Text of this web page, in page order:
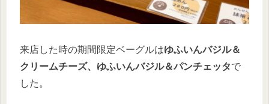
来店した時の期間限定ベーグルはゆふいんバジル＆
クリームチーズ、ゆふいんバジル＆パンチェッタで
した。